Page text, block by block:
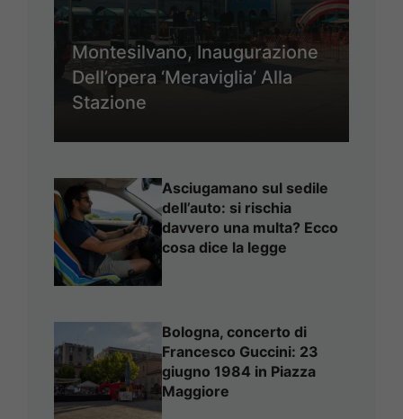
Montesilvano, Inaugurazione
Dell’opera ‘Meraviglia’ Alla
Stazione
Asciugamano sul sedile
dell’auto: si rischia
davvero una multa? Ecco
cosa dice la legge
Bologna, concerto di
Francesco Guccini: 23
giugno 1984 in Piazza
Maggiore